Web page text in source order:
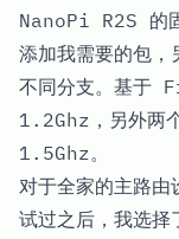
NanoPi R2S 的
添加我需要的包
不同分支。基于
1.2Ghz，另外两
1.5Ghz。
对于全家的主路由
试过之后，我选